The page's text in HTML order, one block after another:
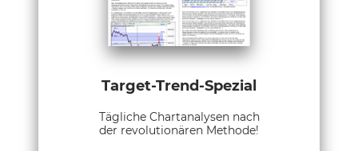
Target-Trend-Spezial
Tägliche Chartanalysen nach
der revolutionären Methode!